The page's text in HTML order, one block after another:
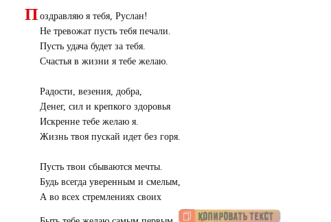
П оздравляю я тебя, Руслан!
Не тревожат пусть тебя печали.
Пусть удача будет за тебя.
Счастья в жизни я тебе желаю.
Радости, везения, добра,
Денег, сил и крепкого здоровья
Искренне тебе желаю я.
Жизнь твоя пускай идет без горя.
Пусть твои сбываются мечты.
Будь всегда уверенным и смелым,
А во всех стремлениях своих